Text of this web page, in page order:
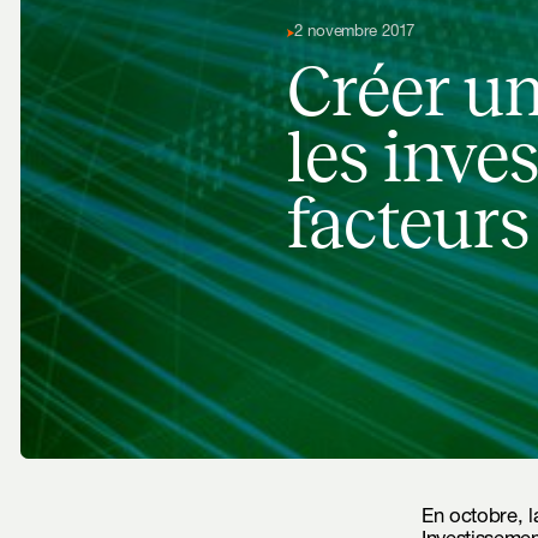
2 novembre 2017
Créer
les
facteurs
En octobre,